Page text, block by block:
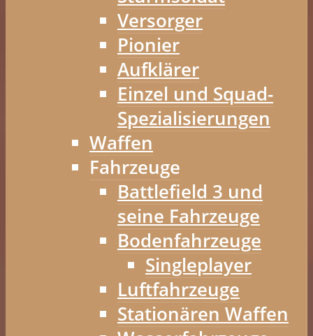
Versorger
Pionier
Aufklärer
Einzel und Squad-
Spezialisierungen
Waffen
Fahrzeuge
Battlefield 3 und
seine Fahrzeuge
Bodenfahrzeuge
Singleplayer
Luftfahrzeuge
Stationären Waffen